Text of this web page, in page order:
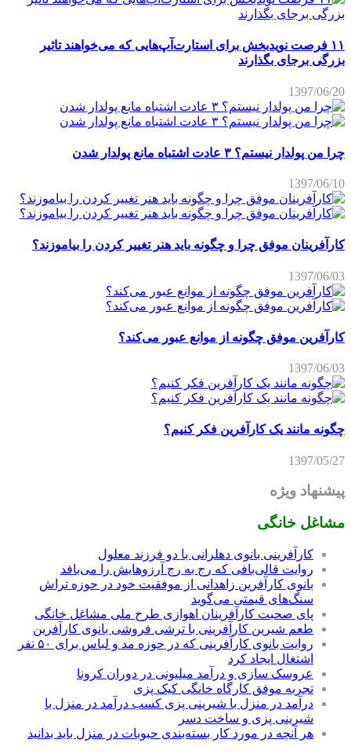
۱۱ فرصت نویدبخش برای استارت‌آپ‌هایی که می‌خواهند تاثیر
بزرگی برجای بگذارند
1397/06/20
چرا من پولدار نیستم؟ ۳ عادت اشتباه مانع پولدار شدن
1397/06/10
کارآفرینان موفق چرا و چگونه باید هنر تغییر کردن را بیاموزند؟
1397/06/03
کارآفرین موفق چگونه از موانع عبور می‌کند؟
1397/06/03
چگونه مانند یک کارآفرین فکر کنیم؟
1397/05/27
پیشنهاد ویژه
مشاغل خانگی
کارآفرینی بانوی دهلرانی با دو فرزند معلول
روایت قالی‌بافی که رج به رج آرزوهایش را می‌بافد
بانوی کارآفرین زاهدانی از موفقیت خود در حوزه تراش
سنگ‌های قیمتی می‌گوید
پای صحبت کارآفرینان اهوازی طرح ملی مشاغل خانگی
طعم شیرین کارآفرینی با ترشی فروشی بانوی کارآفرین
روایت بانوی کارآفرینی که در حوزه مد و لباس برای ۵۰ نفر
اشتغال ایجاد کرد
عروسک سازی و درآمد میلیونی در دوران کرونا
تجربه موفق کارگاه خانگی کیک پزی
درآمد در منزل با شیرینی پزی کسب درآمد در منزل با
شیرینی پزی و ساخت دسر
هر آنچه در مورد کار بسته‌بندی حبوبات در منزل باید بدانید